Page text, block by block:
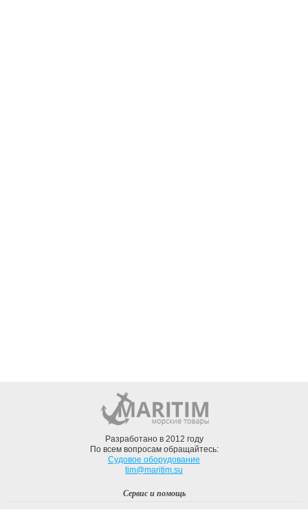
Разработано в 2012 году
По всем вопросам обращайтесь:
Судовое оборудование
tim@maritim.su
Сервис и помощь